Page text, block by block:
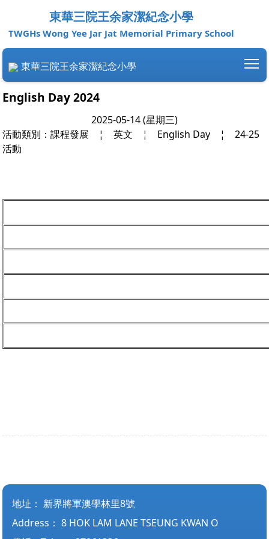
東華三院王余家潔紀念小學
TWGHs Wong Yee Jar Jat Memorial Primary School
東華三院王余家潔紀念小學
English Day 2024
2025-05-14 (星期三)
活動類別：課程發展
¦ 英文 ¦ English Day ¦
24-25
活動
地址： 新界將軍澳學林里8號
Address： 8 HOK LAM LANE TSEUNG KWAN O